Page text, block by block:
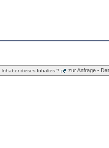
dieses Inhaltes ? zur Anfrage -